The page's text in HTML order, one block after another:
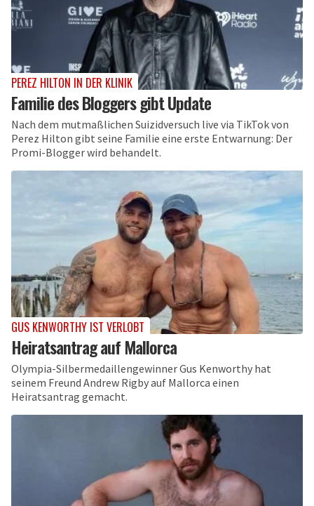
PEREZ HILTON IN DER KLINIK
Familie des Bloggers gibt Update
Nach dem mutmaßlichen Suizidversuch live via TikTok von
Perez Hilton gibt seine Familie eine erste Entwarnung: Der
Promi-Blogger wird behandelt.
GUS KENWORTHY IST VERLOBT
Heiratsantrag auf Mallorca
Olympia-Silbermedaillengewinner Gus Kenworthy hat
seinem Freund Andrew Rigby auf Mallorca einen
Heiratsantrag gemacht.